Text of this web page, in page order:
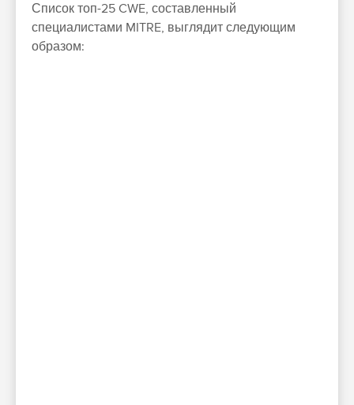
Список топ-25 CWE, составленный
специалистами MITRE, выглядит следующим
образом: